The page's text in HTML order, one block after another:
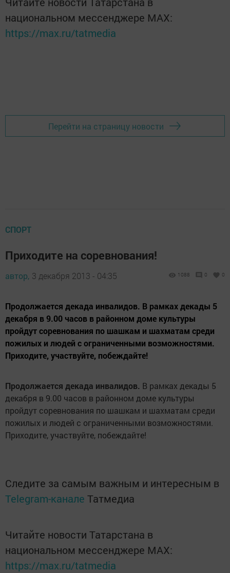
национальном мессенджере MАХ:
https://max.ru/tatmedia
Перейти на страницу новости
СПОРТ
Приходите на соревнования!
автор, 3 декабря 2013 - 04:35 1088 0 0
Продолжается декада инвалидов. В рамках декады 5
декабря в 9.00 часов в районном доме культуры
пройдут соревнования по шашкам и шахматам среди
пожилых и людей с ограниченными возможностями.
Приходите, участвуйте, побеждайте!
Продолжается декада инвалидов. В рамках декады 5
декабря в 9.00 часов в районном доме культуры
пройдут соревнования по шашкам и шахматам среди
пожилых и людей с ограниченными возможностями.
Приходите, участвуйте, побеждайте!
Следите за самым важным и интересным в
Telegram-канале Татмедиа
Читайте новости Татарстана в
национальном мессенджере MАХ:
https://max.ru/tatmedia